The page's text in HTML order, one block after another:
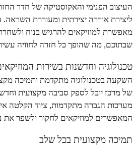
העיצוב הפנימי והאקוסטיקה של חדר
ליצירת אווירה יצירתית ומעוררת
מאפשרת למוזיקאים להרגיש בנוח
שבתוכם, מה שהופך כל חזרה לחוויה
טכנולוגיה וחדשנות בשירות
השקעה בטכנולוגיה מתקדמת ותמיכה
של מרכז יובל לספק סביבה מקצועית
מערכות הגברה מתקדמות, ציוד הקלטה
המאפשרים למוזיקאים לחקור ולשפר את
תמיכה מקצועית בכל שלב